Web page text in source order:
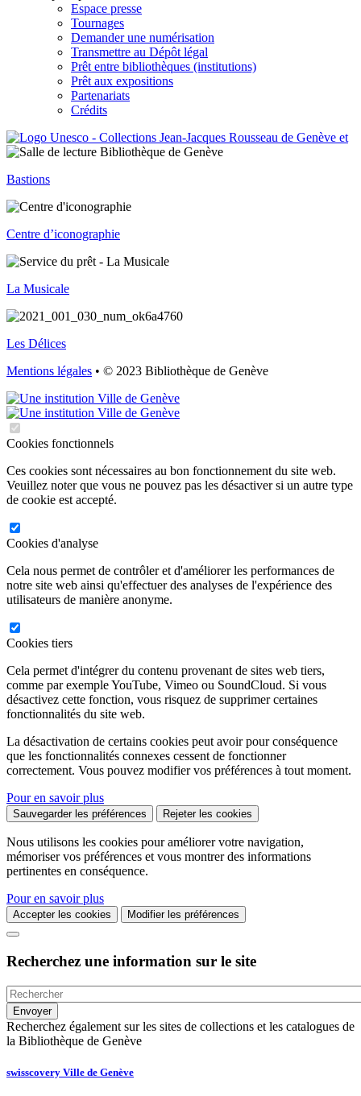
Espace presse
Tournages
Demander une numérisation
Transmettre au Dépôt légal
Prêt entre bibliothèques (institutions)
Prêt aux expositions
Partenariats
Crédits
Bastions
Centre d’iconographie
La Musicale
Les Délices
Mentions légales • © 2023 Bibliothèque de Genève
Cookies fonctionnels
Ces cookies sont nécessaires au bon fonctionnement du site web.
Veuillez noter que vous ne pouvez pas les désactiver si un autre type
de cookie est accepté.
Cookies d'analyse
Cela nous permet de contrôler et d'améliorer les performances de
notre site web ainsi qu'effectuer des analyses de l'expérience des
utilisateurs de manière anonyme.
Cookies tiers
Cela permet d'intégrer du contenu provenant de sites web tiers,
comme par exemple YouTube, Vimeo ou SoundCloud. Si vous
désactivez cette fonction, vous risquez de supprimer certaines
fonctionnalités du site web.
La désactivation de certains cookies peut avoir pour conséquence
que les fonctionnalités connexes cessent de fonctionner
correctement. Vous pouvez modifier vos préférences à tout moment.
Pour en savoir plus
Sauvegarder les préférences Rejeter les cookies
Nous utilisons les cookies pour améliorer votre navigation,
mémoriser vos préférences et vous montrer des informations
pertinentes en conséquence.
Pour en savoir plus
Accepter les cookies Modifier les préférences
Recherchez une information sur le site
Recherchez également sur les sites de collections et les catalogues de
la Bibliothèque de Genève
swisscovery Ville de Genève